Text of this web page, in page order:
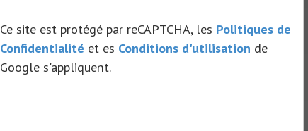
Ce site est protégé par reCAPTCHA, les Politiques de
Confidentialité et es Conditions d'utilisation de
Google s'appliquent.